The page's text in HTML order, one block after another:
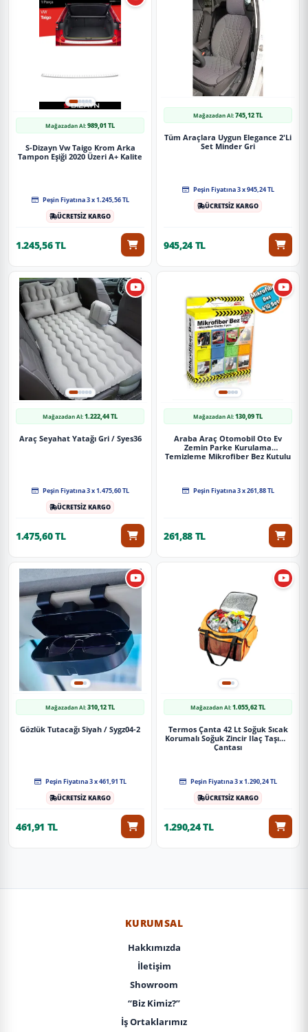
Mağazadan Al:989,01 TL
S-Dizayn Vw Taigo Krom Arka
Tampon Eşiği 2020 Üzeri A+ Kalite
Peşin Fiyatına 3 x 1.245,56 TL
ÜCRETSİZ KARGO
1.245,56 TL
Mağazadan Al:745,12 TL
Tüm Araçlara Uygun Elegance 2'Li
Set Minder Gri
Peşin Fiyatına 3 x 945,24 TL
ÜCRETSİZ KARGO
945,24 TL
Mağazadan Al:1.222,44 TL
Araç Seyahat Yatağı Gri / Syes36
Peşin Fiyatına 3 x 1.475,60 TL
ÜCRETSİZ KARGO
1.475,60 TL
Mağazadan Al:130,09 TL
Araba Araç Otomobil Oto Ev
Zemin Parke Kurulama
Temizleme Mikrofiber Bez Kutulu
Peşin Fiyatına 3 x 261,88 TL
261,88 TL
Mağazadan Al:310,12 TL
Gözlük Tutacağı Siyah / Sygz04-2
Peşin Fiyatına 3 x 461,91 TL
ÜCRETSİZ KARGO
461,91 TL
Mağazadan Al:1.055,62 TL
Termos Çanta 42 Lt Soğuk Sıcak
Korumalı Soğuk Zincir Ilaç Taşıma
Çantası
Peşin Fiyatına 3 x 1.290,24 TL
ÜCRETSİZ KARGO
1.290,24 TL
KURUMSAL
Hakkımızda
İletişim
Showroom
“Biz Kimiz?”
İş Ortaklarımız